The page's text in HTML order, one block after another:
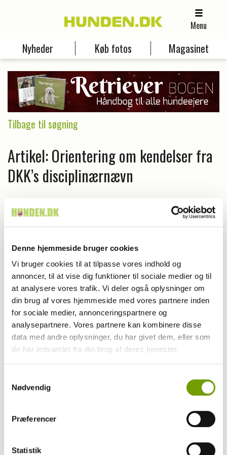
Denne hjemmeside bruger cookies
Vi bruger cookies til at tilpasse vores indhold og
annoncer, til at vise dig funktioner til sociale medier og til
at analysere vores trafik. Vi deler også oplysninger om
din brug af vores hjemmeside med vores partnere inden
for sociale medier, annonceringspartnere og
analysepartnere. Vores partnere kan kombinere disse
data med andre oplysninger, du har givet dem, eller som
de har indsamlet fra din brug af deres tjenester.
Nødvendig
Præferencer
Statistik
Menu
Nyheder Køb fotos Magasinet
Tilbage til søgning
Artikel: Orientering om kendelser fra
DKK’s disciplinærnævn
Magasin
Hunden
Kategori
DKK
Udgivet år
2026
Udgivet måned
5
Start side nr.
103
Antal sider
1,0
Fotograf
Nøgleord
Nyt fra DKK